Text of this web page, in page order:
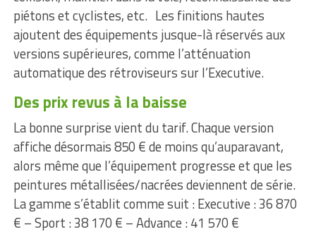
piétons et cyclistes, etc. Les finitions hautes
ajoutent des équipements jusque-là réservés aux
versions supérieures, comme l’atténuation
automatique des rétroviseurs sur l’Executive.
Des prix revus à la baisse
La bonne surprise vient du tarif. Chaque version
affiche désormais 850 € de moins qu’auparavant,
alors même que l’équipement progresse et que les
peintures métallisées/nacrées deviennent de série.
La gamme s’établit comme suit : Executive : 36 870
€ – Sport : 38 170 € – Advance : 41 570 €